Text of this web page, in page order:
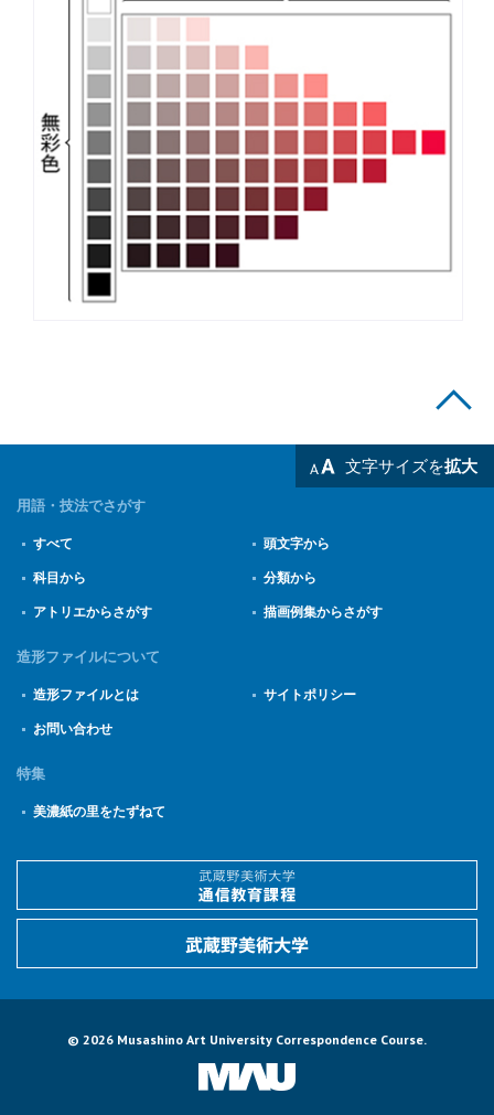
文字サイズを拡大
用語・技法でさがす
すべて 頭文字から
科目から 分類から
アトリエからさがす 描画例集からさがす
造形ファイルについて
造形ファイルとは サイトポリシー
お問い合わせ
特集
美濃紙の里をたずねて
© 2026 Musashino Art University Correspondence Course.